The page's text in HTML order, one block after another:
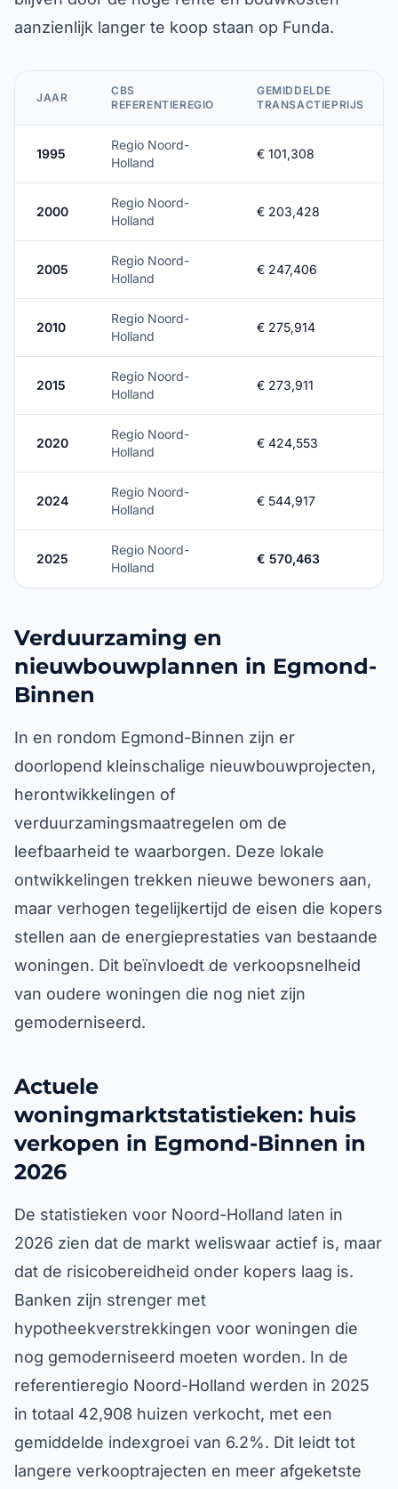
aanzienlijk langer te koop staan op Funda.
JAAR
CBS
REFERENTIEREGIO
GEMIDDELDE
TRANSACTIEPRIJS
1995
Regio Noord-
Holland
€ 101,308
2000
Regio Noord-
Holland
€ 203,428
2005
Regio Noord-
Holland
€ 247,406
2010
Regio Noord-
Holland
€ 275,914
2015
Regio Noord-
Holland
€ 273,911
2020
Regio Noord-
Holland
€ 424,553
2024
Regio Noord-
Holland
€ 544,917
2025
Regio Noord-
Holland
€ 570,463
Verduurzaming en
nieuwbouwplannen in Egmond-
Binnen
In en rondom Egmond-Binnen zijn er
doorlopend kleinschalige nieuwbouwprojecten,
herontwikkelingen of
verduurzamingsmaatregelen om de
leefbaarheid te waarborgen. Deze lokale
ontwikkelingen trekken nieuwe bewoners aan,
maar verhogen tegelijkertijd de eisen die kopers
stellen aan de energieprestaties van bestaande
woningen. Dit beïnvloedt de verkoopsnelheid
van oudere woningen die nog niet zijn
gemoderniseerd.
Actuele
woningmarktstatistieken: huis
verkopen in Egmond-Binnen in
2026
De statistieken voor Noord-Holland laten in
2026 zien dat de markt weliswaar actief is, maar
dat de risicobereidheid onder kopers laag is.
Banken zijn strenger met
hypotheekverstrekkingen voor woningen die
nog gemoderniseerd moeten worden. In de
referentieregio Noord-Holland werden in 2025
in totaal 42,908 huizen verkocht, met een
gemiddelde indexgroei van 6.2%. Dit leidt tot
langere verkooptrajecten en meer afgeketste